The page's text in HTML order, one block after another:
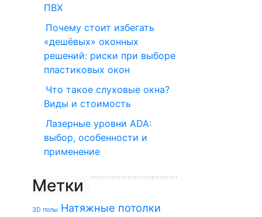
ПВХ
Почему стоит избегать
«дешёвых» оконных
решений: риски при выборе
пластиковых окон
Что такое слуховые окна?
Виды и стоимость
Лазерные уровни ADA:
выбор, особенности и
применение
Метки
3D полы Натяжные потолки